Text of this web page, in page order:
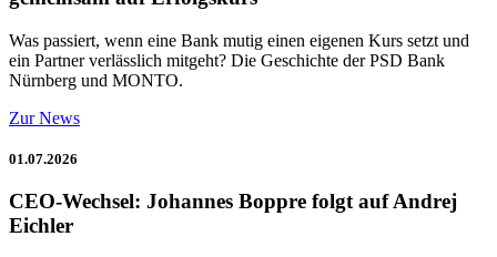
Was passiert, wenn eine Bank mutig einen eigenen Kurs setzt und
ein Partner verlässlich mitgeht? Die Geschichte der PSD Bank
Nürnberg und MONTO.
Zur News
01.07.2026
CEO-Wechsel: Johannes Boppre folgt auf Andrej
Eichler